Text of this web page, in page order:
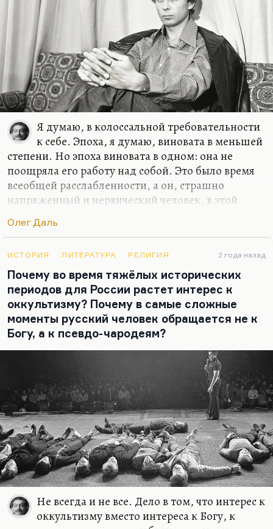
Я думаю, в колоссальной требовательности
к себе. Эпоха, я думаю, виновата в меньшей
степени. Но эпоха виновата в одном: она не
поощряла его работу над собой. Это было время
всеобщей расслабленности, а он, страшно
напряженный и нервический человек, в этой
жена, его понимала — она была его породой.
Эйхенбаумы, наследники великого формалиста и
продолжатели его творческой линии. Неплохо
ему было рядом с Конецким. А в принципе,
большая часть людей, с которыми он работал, не
дотягивало до его планки. Когда нет среды, это
может быть ещё тяжелее, чем если она есть.
Олег Даль
ИСТОРИЯ ЛИТЕРАТУРА РЕЛИГИЯ 2 года назад
Почему во время тяжёлых исторических
периодов для России растет интерес к
оккультизму? Почему в самые сложные
моменты русский человек обращается не к
Богу, а к псевдо-чародеям?
Не всегда и не все. Дело в том, что интерес к
оккультизму вместо интереса к Богу, к